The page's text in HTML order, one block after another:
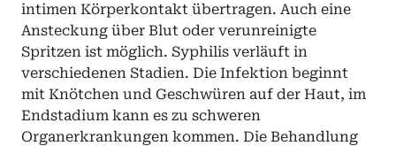
intimen Körperkontakt übertragen. Auch eine
Ansteckung über Blut oder verunreinigte
Spritzen ist möglich. Syphilis verläuft in
verschiedenen Stadien. Die Infektion beginnt
mit Knötchen und Geschwüren auf der Haut, im
Endstadium kann es zu schweren
Organerkrankungen kommen. Die Behandlung